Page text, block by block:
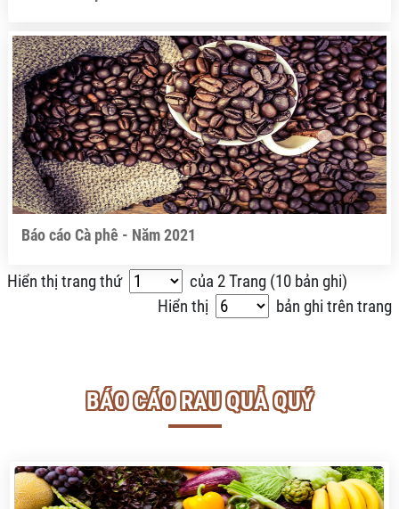
Báo cáo Cà phê - Năm 2021
Hiển thị trang thứ của 2Trang (10 bản ghi)
Hiển thị
bản ghi trên trang
BÁO CÁO RAU QUẢ QUÝ